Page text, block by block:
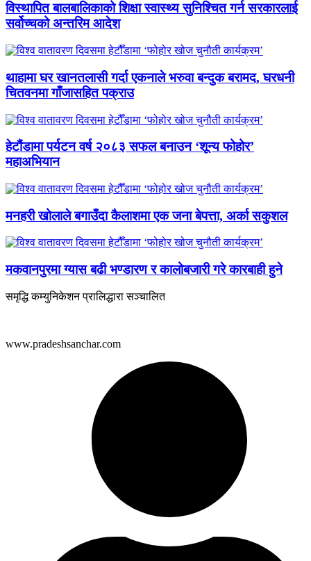
विस्थापित बालबालिकाको शिक्षा स्वास्थ्य सुनिश्चित गर्न सरकारलाई
सर्वोच्चको अन्तरिम आदेश
थाहामा घर खानतलासी गर्दा एकनाले भरुवा बन्दुक बरामद, घरधनी
चितवनमा गाँजासहित पक्राउ
हेटौंडामा पर्यटन वर्ष २०८३ सफल बनाउन ‘शून्य फोहोर’
महाअभियान
मनहरी खोलाले बगाउँदा कैलाशमा एक जना बेपत्ता, अर्का सकुशल
मकवानपुरमा ग्यास बढी भण्डारण र कालोबजारी गरे कारबाही हुने
समृद्धि कम्युनिकेशन प्रालिद्धारा सञ्चालित
www.pradeshsanchar.com